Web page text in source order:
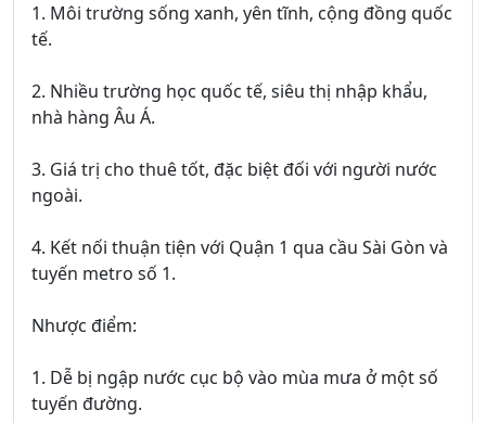
1. Môi trường sống xanh, yên tĩnh, cộng đồng quốc
tế.
2. Nhiều trường học quốc tế, siêu thị nhập khẩu,
nhà hàng Âu Á.
3. Giá trị cho thuê tốt, đặc biệt đối với người nước
ngoài.
4. Kết nối thuận tiện với Quận 1 qua cầu Sài Gòn và
tuyến metro số 1.
Nhược điểm:
1. Dễ bị ngập nước cục bộ vào mùa mưa ở một số
tuyến đường.